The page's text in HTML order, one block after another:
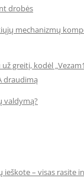
drobės
mechanizmų
greitį, kodėl
draudimą
valdymą?
ieškote – visas rasite